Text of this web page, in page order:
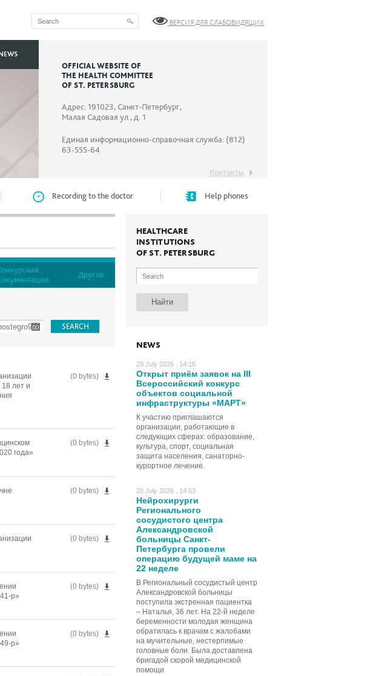
ВЕРСИЯ ДЛЯ СЛАБОВИДЯЩИХ
OFFICIAL WEBSITE OF
THE HEALTH COMMITTEE
OF ST. PETERSBURG
Адрес: 191023, Санкт-Петербург,
Малая Садовая ул., д. 1
Единая информационно-справочная служба: (812)
63-555-64
Контакты
Recording to the doctor Help phones
HEALTHCARE
INSTITUTIONS
OF ST. PETERSBURG
NEWS
29 July 2026 , 14:16
Открыт приём заявок на III
Всероссийский конкурс
объектов социальной
инфраструктуры «МАРТ»
К участию приглашаются
организации, работающие в
следующих сферах: образование,
культура, спорт, социальная
защита населения, санаторно-
курортное лечение.
28 July 2026 , 14:53
Нейрохирурги
Регионального
сосудистого центра
Александровской
больницы Санкт-
Петербурга провели
операцию будущей маме на
22 неделе
В Региональный сосудистый центр
Александровской больницы
поступила экстренная пациентка
– Наталья, 36 лет. На 22-й неделе
беременности молодая женщина
обратилась к врачам с жалобами
на мучительные, нестерпимые
головные боли. Была доставлена
бригадой скорой медицинской
помощи
Другое
(0 bytes)
лет и
(0 bytes)
года»
(0 bytes)
(0 bytes)
(0 bytes)
р»
(0 bytes)
р»